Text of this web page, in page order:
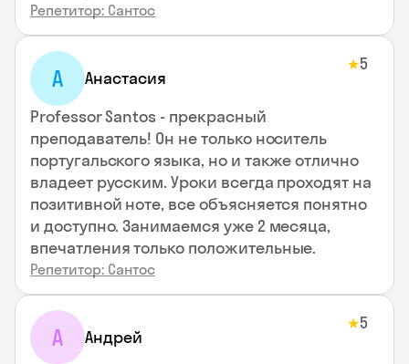
Репетитор: Сантос
А Анастасия
★5
Professor Santos - прекрасный
преподаватель! Он не только носитель
португальского языка, но и также отлично
владеет русским. Уроки всегда проходят на
позитивной ноте, все объясняется понятно
и доступно. Занимаемся уже 2 месяца,
впечатления только положительные.
Репетитор: Сантос
А Андрей
★5